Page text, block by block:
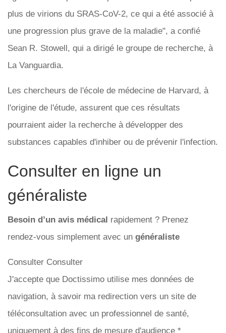
plus de virions du SRAS-CoV-2, ce qui a été associé à
une progression plus grave de la maladie", a confié
Sean R. Stowell, qui a dirigé le groupe de recherche, à
La Vanguardia.
Les chercheurs de l'école de médecine de Harvard, à
l'origine de l'étude, assurent que ces résultats
pourraient aider la recherche à développer des
substances capables d'inhiber ou de prévenir l'infection.
Consulter en ligne un
généraliste
Besoin d’un avis médical rapidement ? Prenez
rendez-vous simplement avec un généraliste
Consulter Consulter
J'accepte que Doctissimo utilise mes données de
navigation, à savoir ma redirection vers un site de
téléconsultation avec un professionnel de santé,
uniquement à des fins de mesure d'audience *